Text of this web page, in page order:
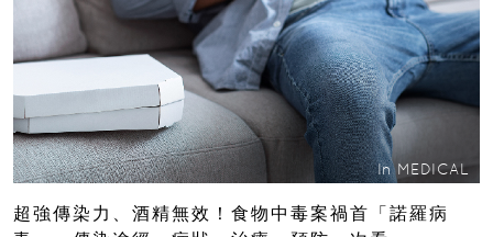
In MEDICAL
超強傳染力、酒精無效！食物中毒案禍首「諾羅病